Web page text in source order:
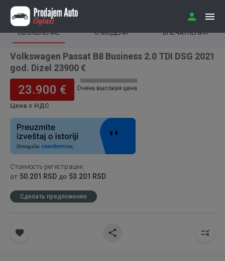
ОБЪЯВЛЕНИЕ О МОДЕЛИ ВПЕЧАТЛЕНИЯ
Volkswagen Passat B8 Business 2.0 TDI DSG 2021
god. Dizel 23900 €
23.900 €
Цена с НДС
Очень высокая цена
Стоимость регистрации:
от 50.201 RSD до 53.201 RSD
Сделать предложение